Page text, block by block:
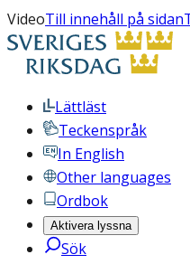
VideoTill innehåll på sidan
Lättläst
Teckenspråk
In English
Other languages
Ordbok
Aktivera lyssna
Sök